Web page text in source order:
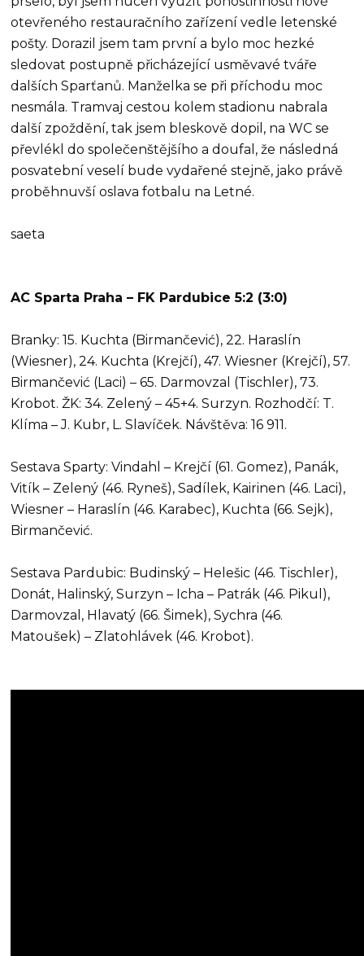
otevřeného restauračního zařízení vedle letenské
pošty. Dorazil jsem tam první a bylo moc hezké
sledovat postupně přicházející usměvavé tváře
dalších Sparťanů. Manželka se při příchodu moc
nesmála. Tramvaj cestou kolem stadionu nabrala
další zpoždění, tak jsem bleskově dopil, na WC se
převlékl do společenštějšího a doufal, že následná
posvatební veselí bude vydařené stejně, jako právě
proběhnuvší oslava fotbalu na Letné.
saeta
AC Sparta Praha – FK Pardubice 5:2 (3:0)
Branky: 15. Kuchta (Birmančević), 22. Haraslín
(Wiesner), 24. Kuchta (Krejčí), 47. Wiesner (Krejčí), 57.
Birmančević (Laci) – 65. Darmovzal (Tischler), 73.
Krobot. ŽK: 34. Zelený – 45+4. Surzyn. Rozhodčí: T.
Klíma – J. Kubr, L. Slavíček. Návštěva: 16 911.
Sestava Sparty: Vindahl – Krejčí (61. Gomez), Panák,
Vitík – Zelený (46. Ryneš), Sadílek, Kairinen (46. Laci),
Wiesner – Haraslín (46. Karabec), Kuchta (66. Sejk),
Birmančević.
Sestava Pardubic: Budinský – Helešic (46. Tischler),
Donát, Halinský, Surzyn – Icha – Patrák (46. Pikul),
Darmovzal, Hlavatý (66. Šimek), Sychra (46.
Matoušek) – Zlatohlávek (46. Krobot).